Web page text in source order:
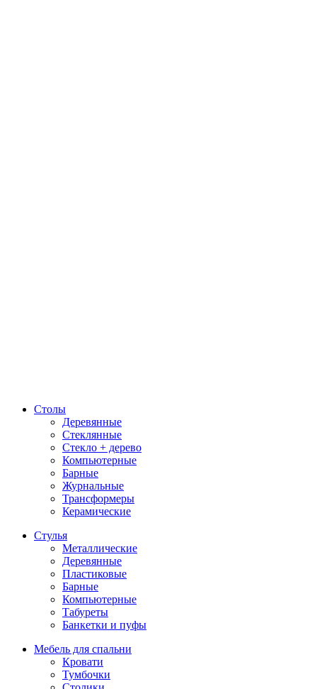
Столы
Деревянные
Стеклянные
Стекло + дерево
Компьютерные
Барные
Журнальные
Трансформеры
Керамические
Стулья
Металлические
Деревянные
Пластиковые
Барные
Компьютерные
Табуреты
Банкетки и пуфы
Мебель для спальни
Кровати
Тумбочки